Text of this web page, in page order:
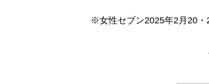
※女性セブン2025年2月20・